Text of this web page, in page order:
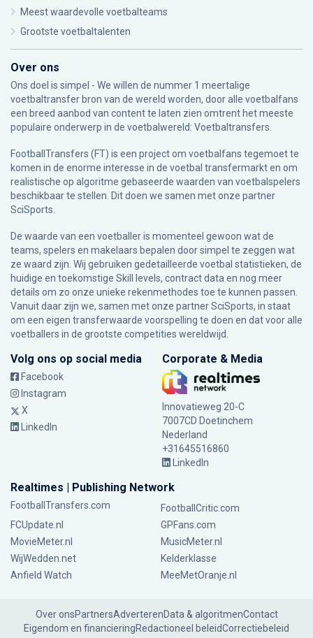
Meest waardevolle voetbalteams
Grootste voetbaltalenten
Over ons
Ons doel is simpel - We willen de nummer 1 meertalige
voetbaltransfer bron van de wereld worden, door alle voetbalfans
een breed aanbod van content te laten zien omtrent het meeste
populaire onderwerp in de voetbalwereld: Voetbaltransfers.
FootballTransfers (FT) is een project om voetbalfans tegemoet te
komen in de enorme interesse in de voetbal transfermarkt en om
realistische op algoritme gebaseerde waarden van voetbalspelers
beschikbaar te stellen. Dit doen we samen met onze partner
SciSports.
De waarde van een voetballer is momenteel gewoon wat de
teams, spelers en makelaars bepalen door simpel te zeggen wat
ze waard zijn. Wij gebruiken gedetailleerde voetbal statistieken, de
huidige en toekomstige Skill levels, contract data en nog meer
details om zo onze unieke rekenmethodes toe te kunnen passen.
Vanuit daar zijn we, samen met onze partner SciSports, in staat
om een eigen transferwaarde voorspelling te doen en dat voor alle
voetballers in de grootste competities wereldwijd.
Volg ons op social media
Facebook
Instagram
X
LinkedIn
Corporate & Media
Innovatieweg 20-C
7007CD Doetinchem
Nederland
+31645516860
LinkedIn
Realtimes | Publishing Network
FootballTransfers.com
FootballCritic.com
FCUpdate.nl
GPFans.com
MovieMeter.nl
MusicMeter.nl
WijWedden.net
Kelderklasse
Anfield Watch
MeeMetOranje.nl
Over onsPartnersAdverterenData & algoritmenContact
Eigendom en financieringRedactioneel beleidCorrectiebeleid